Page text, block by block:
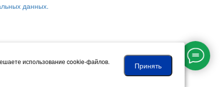
использование cookie-файлов.
Принять
данных.